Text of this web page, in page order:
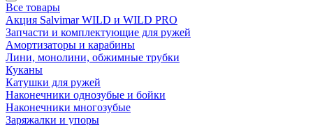
Все товары
Акция Salvimar WILD и WILD PRO
Запчасти и комплектующие для ружей
Амортизаторы и карабины
Лини, монолини, обжимные трубки
Куканы
Катушки для ружей
Наконечники однозубые и бойки
Наконечники многозубые
Заряжалки и упоры